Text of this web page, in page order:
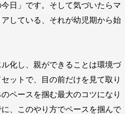
日」です。そして気づいたらマ
している、それが幼児期から始
化し、親ができることは環境づ
ットで、目の前だけを見て取り
ペースを掴む最大のコツになり
、このやり方でペースを掴んで